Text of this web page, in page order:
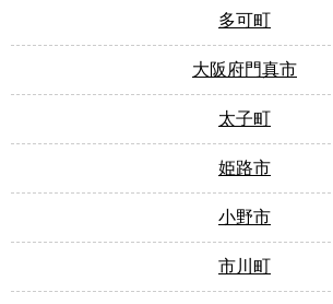
多可町
大阪府門真市
太子町
姫路市
小野市
市川町